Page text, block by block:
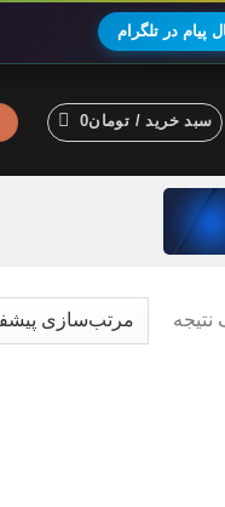
پیام در تلگرام
سبد خرید / تومان0